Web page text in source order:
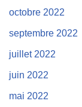
octobre 2022
septembre 2022
juillet 2022
juin 2022
mai 2022